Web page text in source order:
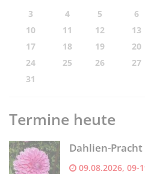
3
4 5 6
10
11 12 13
17
18 19 20
24
25 26 27
31
Termine heute
Dahlien-
09.08.2026, 09-